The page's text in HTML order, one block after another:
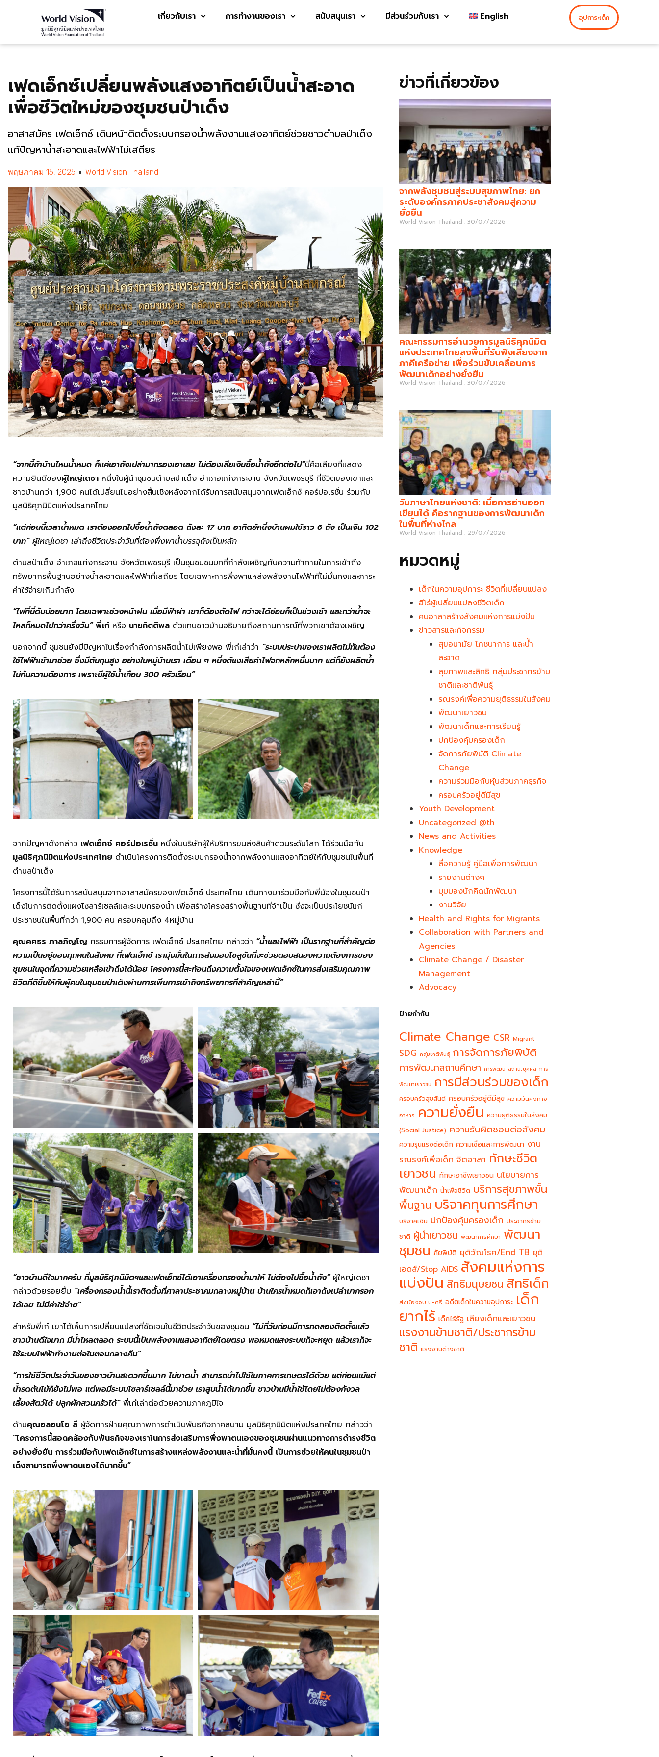
เกี่ยวกับเรา การทำงานของเรา สนับสนุนเรา มีส่วนร่วมกับเรา English อุปการะเด็ก
เฟดเอ็กซ์เปลี่ยนพลังแสงอาทิตย์เป็นน้ำสะอาด
เพื่อชีวิตใหม่ของชุมชนป่าเด็ง
อาสาสมัคร เฟดเอ็กซ์ เดินหน้าติดตั้งระบบกรองน้ำพลังงานแสงอาทิตย์ช่วยชาวตำบลป่าเด็ง
แก้ปัญหาน้ำสะอาดและไฟฟ้าไม่เสถียร
พฤษภาคม 15, 2025 World Vision Thailand
“จากนี้ถ้าบ้านไหนน้ำหมด ก็แค่เอาถังเปล่ามากรองเอาเลย ไม่ต้องเสียเงินซื้อน้ำถังอีกต่อไป”นี่คือเสียงที่แสดง
ความยินดีของผู้ใหญ่เดชา หนึ่งในผู้นำชุมชนตำบลป่าเด็ง อำเภอแก่งกระจาน จังหวัดเพชรบุรี ที่ชีวิตของเขาและ
ชาวบ้านกว่า 1,900 คนได้เปลี่ยนไปอย่างสิ้นเชิงหลังจากได้รับการสนับสนุนจากเฟดเอ็กซ์ คอร์ปอเรชั่น ร่วมกับ
มูลนิธิศุภนิมิตแห่งประเทศไทย
“แต่ก่อนนี้เวลาน้ำหมด เราต้องออกไปซื้อน้ำถังตลอด ถังละ 17 บาท อาทิตย์หนึ่งบ้านผมใช้ราว 6 ถัง เป็นเงิน 102
บาท”ผู้ใหญ่เดชา เล่าถึงชีวิตประจำวันที่ต้องพึ่งพาน้ำบรรจุถังเป็นหลัก
ตำบลป่าเด็ง อำเภอแก่งกระจาน จังหวัดเพชรบุรี เป็นชุมชนชนบทที่กำลังเผชิญกับความท้าทายในการเข้าถึง
ทรัพยากรพื้นฐานอย่างน้ำสะอาดและไฟฟ้าที่เสถียร โดยเฉพาะการพึ่งพาแหล่งพลังงานไฟฟ้าที่ไม่มั่นคงและภาระ
ค่าใช้จ่ายเกินกำลัง
“ไฟที่นี่ดับบ่อยมาก โดยเฉพาะช่วงหน้าฝน เมื่อมีฟ้าผ่า เขาก็ต้องตัดไฟ กว่าจะได้ซ่อมก็เป็นช่วงเช้า และกว่าน้ำจะ
ไหลก็หมดไปกว่าครึ่งวัน” พี่เก๋ หรือ นายกิตติพล ตัวแทนชาวบ้านอธิบายถึงสถานการณ์ที่พวกเขาต้องเผชิญ
นอกจากนี้ ชุมชนยังมีปัญหาในเรื่องกำลังการผลิตน้ำไม่เพียงพอ พี่เก๋เล่าว่า “ระบบประปาของเราผลิตไม่ทันต้อง
ใช้ไฟฟ้าเข้ามาช่วย ซึ่งมีต้นทุนสูง อย่างในหมู่บ้านเรา เดือน ๆ หนึ่งต้แงเสียค่าไฟจกหลักหมื่นบาท แต่ก็ยังผลิตน้ำ
ไม่ทันความต้องการ เพราะมีผู้ใช้น้ำเกือบ 300 ครัวเรือน”
จากปัญหาดังกล่าว เฟดเอ็กซ์ คอร์ปอเรชั่น หนึ่งในบริษัทผู้ให้บริการขนส่งสินค้าด่วนระดับโลก ได้ร่วมมือกับ
มูลนิธิศุภนิมิตแห่งประเทศไทย ดำเนินโครงการติดตั้งระบบกรองน้ำจากพลังงานแสงอาทิตย์ให้กับชุมชนในพื้นที่
ตำบลป่าเด็ง
โครงการนี้ได้รับการสนับสนุนจากอาสาสมัครของเฟดเอ็กซ์ ประเทศไทย เดินทางมาร่วมมือกับพี่น้องในชุมชนป่า
เด็งในการติดตั้งแผงโซลาร์เซลล์และระบบกรองน้ำ เพื่อสร้างโครงสร้างพื้นฐานที่จำเป็น ซึ่งจะเป็นประโยชน์แก่
ประชาชนในพื้นที่กว่า 1,900 คน ครอบคลุมถึง 4หมู่บ้าน
คุณศศธร ภาสภิญโญ กรรมการผู้จัดการ เฟดเอ็กซ์ ประเทศไทย กล่าวว่า “น้ำและไฟฟ้า เป็นรากฐานที่สำคัญต่อ
ความเป็นอยู่ของทุกคนในสังคม ที่เฟดเอ็กซ์ เรามุ่งมั่นในการส่งมอบโซลูชันที่จะช่วยตอบสนองความต้องการของ
ชุมชนในจุดที่ความช่วยเหลือเข้าถึงได้น้อย โครงการนี้สะท้อนถึงความตั้งใจของเฟดเอ็กซ์ในการส่งเสริมคุณภาพ
ชีวิตที่ดีขึ้นให้กับผู้คนในชุมชนป่าเด็งผ่านการเพิ่มการเข้าถึงทรัพยากรที่สำคัญเหล่านี้”
“ชาวบ้านดีใจมากครับ ที่มูลนิธิศุภนิมิตฯและเฟดเอ็กซ์ได้เอาเครื่องกรองน้ำมาให้ ไม่ต้องไปซื้อน้ำถัง”ผู้ใหญ่เดชา
กล่าวด้วยรอยยิ้ม “เครื่องกรองน้ำนี้เราติดตั้งที่ศาลาประชาคมกลางหมู่บ้าน บ้านใครน้ำหมดก็เอาถังเปล่ามากรอก
ได้เลย ไม่มีค่าใช้จ่าย”
สำหรับพี่เก๋ เขาได้เห็นการเปลี่ยนแปลงที่ชัดเจนในชีวิตประจำวันของชุมชน “ไม่กี่วันก่อนมีการทดลองติดตั้งแล้ว
ชาวบ้านดีใจมาก มีน้ำไหลตลอด ระบบนี้เป็นพลังงานแสงอาทิตย์โดยตรง พอหมดแสงระบบก็จะหยุด แล้วเราก็จะ
ใช้ระบบไฟฟ้าทำงานต่อในตอนกลางคืน”
“การใช้ชีวิตประจำวันของชาวบ้านสะดวกขึ้นมาก ไม่ขาดน้ำ สามารถนำไปใช้ในภาคการเกษตรได้ด้วย แต่ก่อนแม้แต่
น้ำรดต้นไม้ก็ยังไม่พอ แต่พอมีระบบโซลาร์เซลล์นี้มาช่วย เราสูบน้ำได้มากขึ้น ชาวบ้านมีน้ำใช้โดยไม่ต้องกังวล
เลี้ยงสัตว์ได้ ปลูกผักสวนครัวได้”พี่เก๋เล่าต่อด้วยความภาคภูมิใจ
ด้านคุณอลอนโซ ลี ผู้จัดการฝ่ายคุณภาพการดำเนินพันธกิจภาคสนาม มูลนิธิศุภนิมิตแห่งประเทศไทย กล่าวว่า
“โครงการนี้สอดคล้องกับพันธกิจของเราในการส่งเสริมการพึ่งพาตนเองของชุมชนผ่านแนวทางการดำรงชีวิต
อย่างยั่งยืน การร่วมมือกับเฟดเอ็กซ์ในการสร้างแหล่งพลังงานและน้ำที่มั่นคงนี้ เป็นการช่วยให้คนในชุมชนป่า
เด็งสามารถพึ่งพาตนเองได้มากขึ้น”
ข่าวที่เกี่ยวข้อง
จากพลังชุมชนสู่ระบบสุขภาพไทย: ยก
ระดับองค์กรภาคประชาสังคมสู่ความ
ยั่งยืน
World Vision Thailand 30/07/2026
คณะกรรมการอำนวยการมูลนิธิศุภนิมิต
แห่งประเทศไทยลงพื้นที่รับฟังเสียงจาก
ภาคีเครือข่าย เพื่อร่วมขับเคลื่อนการ
พัฒนาเด็กอย่างยั่งยืน
World Vision Thailand 30/07/2026
วันภาษาไทยแห่งชาติ: เมื่อการอ่านออก
เขียนได้ คือรากฐานของการพัฒนาเด็ก
ในพื้นที่ห่างไกล
World Vision Thailand 29/07/2026
หมวดหมู่
เด็กในความอุปการะ ชีวิตที่เปลี่ยนแปลง
ฮีโร่ผู้เปลี่ยนแปลงชีวิตเด็ก
คนอาสาสร้างสังคมแห่งการแบ่งปัน
ข่าวสารและกิจกรรม
สุขอนามัย โภชนาการ และน้ำ
สะอาด
สุขภาพและสิทธิ กลุ่มประชากรข้าม
ชาติและชาติพันธุ์
รณรงค์เพื่อความยุติธรรมในสังคม
พัฒนาเยาวชน
พัฒนาเด็กและการเรียนรู้
ปกป้องคุ้มครองเด็ก
จัดการภัยพิบัติ Climate
Change
ความร่วมมือกับหุ้นส่วนภาคธุรกิจ
ครอบครัวอยู่ดีมีสุข
Youth Development​
Uncategorized @th
News and Activities
Knowledge
สื่อความรู้ คู่มือเพื่อการพัฒนา
รายงานต่างๆ
มุมมองนักคิดนักพัฒนา
งานวิจัย
Health and Rights for Migrants
Collaboration with Partners and
Agencies
Climate Change / Disaster
Management
Advocacy
ป้ายกำกับ
Climate Change CSR Migrant
SDG กลุ่มชาติพันธุ์ การจัดการภัยพิบัติ
การพัฒนาสถานศึกษา การพัฒนาสถานะบุคคล การ
พัฒนาเยาวชน การมีส่วนร่วมของเด็ก
ครอบครัวสุขสันต์ ครอบครัวอยู่ดีมีสุข ความมั่นคงทาง
อาหาร ความยั่งยืน ความยุติธรรมในสังคม
(Social Justice) ความรับผิดชอบต่อสังคม
ความรุนแรงต่อเด็ก ความเชื่อและการพัฒนา งาน
รณรงค์เพื่อเด็ก จิตอาสา ทักษะชีวิต
เยาวชน ทักษะอาชีพเยาวชน นโยบายการ
พัฒนาเด็ก น้ำเพื่อชีวิต บริการสุขภาพขั้น
พื้นฐาน บริจาคทุนการศึกษา
บริจาคเงิน ปกป้องคุ้มครองเด็ก ประชากรข้าม
ชาติ ผู้นำเยาวชน พัฒนาการศึกษา พัฒนา
ชุมชน ภัยพิบัติ ยุติวัณโรค/End TB ยุติ
เอดส์/Stop AIDS สังคมแห่งการ
แบ่งปัน สิทธิมนุษยชน สิทธิเด็ก
ส่งน้องจบ ป-ตรี อดีตเด็กในความอุปการะ เด็ก
ยากไร้ เด็กไร้รัฐ เสียงเด็กและเยาวชน
แรงงานข้ามชาติ/ประชากรข้าม
ชาติ แรงงานต่างชาติ